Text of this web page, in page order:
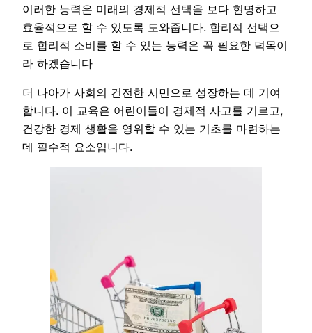
이러한 능력은 미래의 경제적 선택을 보다 현명하고
효율적으로 할 수 있도록 도와줍니다. 합리적 선택으
로 합리적 소비를 할 수 있는 능력은 꼭 필요한 덕목이
라 하겠습니다
더 나아가 사회의 건전한 시민으로 성장하는 데 기여
합니다. 이 교육은 어린이들이 경제적 사고를 기르고,
건강한 경제 생활을 영위할 수 있는 기초를 마련하는
데 필수적 요소입니다.